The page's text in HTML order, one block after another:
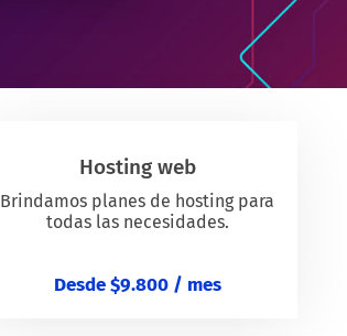
Hosting web
Brindamos planes de hosting para
todas las necesidades.
Desde $9.800 / mes